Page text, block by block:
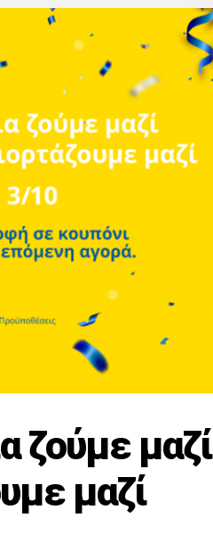
ζούμε μαζί
μαζί